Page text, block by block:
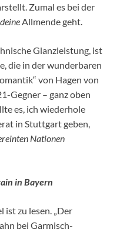
Zumal es bei der
Allmende geht.
Glanzleistung, ist
die in der wunderbaren
von Hagen von
Gegner – ganz oben
es, ich wiederhole
in Stuttgart geben,
Nationen
in Bayern
ist zu lesen. „Der
bei Garmisch-